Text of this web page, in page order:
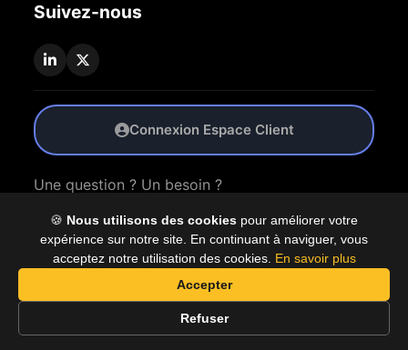
🍪 Nous utilisons des cookies pour améliorer votre
expérience sur notre site. En continuant à naviguer, vous
acceptez notre utilisation des cookies. En savoir plus
Accepter
Refuser
Suivez-nous
Connexion Espace Client
Une question ? Un besoin ?
Nous Contacter
© 2026 Coproly. Tous droits réservés.